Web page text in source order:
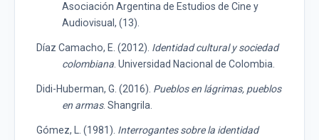
Asociación Argentina de Estudios de Cine y
Audiovisual, (13).
Díaz Camacho, E. (2012). Identidad cultural y sociedad
colombiana . Universidad Nacional de Colombia.
Didi-Huberman, G. (2016). Pueblos en lágrimas, pueblos
en armas. Shangrila.
Gómez, L. (1981). Interrogantes sobre la identidad